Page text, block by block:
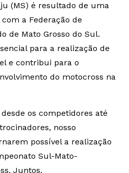
(MS) é resultado de uma
a Federação de
de Mato Grosso do Sul.
para a realização de
e contribui para o
do motocross na
os competidores até
nosso
possível a realização
Sul-Mato-
Juntos,